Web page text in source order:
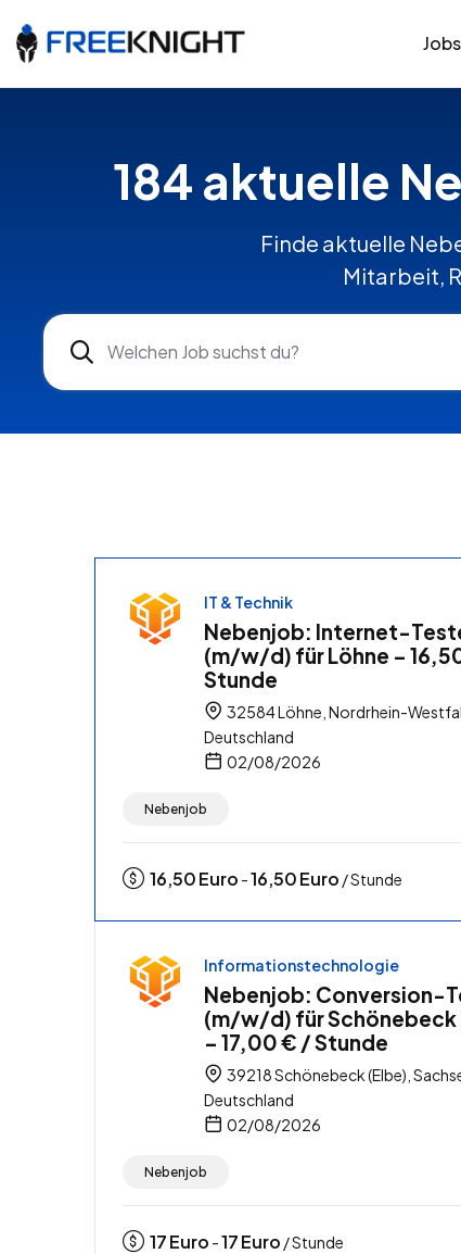
Jobs
184 aktuelle
Finde aktuelle
Mitarbeit,
IT & Technik
Nebenjob: Internet-
(m/w/d) für Löhne –
Stunde
32584 Löhne, Nordrhein-
Deutschland
02/08/2026
Nebenjob
16,50Euro -16,50Euro / Stunde
Informationstechnologie
Nebenjob: Conversion-
(m/w/d) für Schönebeck
– 17,00 € / Stunde
39218 Schönebeck (Elbe),
Deutschland
02/08/2026
Nebenjob
17Euro -17Euro / Stunde